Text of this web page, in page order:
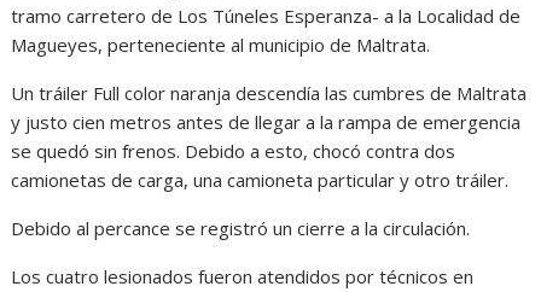
tramo carretero de Los Túneles Esperanza- a la Localidad de
Magueyes, perteneciente al municipio de Maltrata.
Un tráiler Full color naranja descendía las cumbres de Maltrata
y justo cien metros antes de llegar a la rampa de emergencia
se quedó sin frenos. Debido a esto, chocó contra dos
camionetas de carga, una camioneta particular y otro tráiler.
Debido al percance se registró un cierre a la circulación.
Los cuatro lesionados fueron atendidos por técnicos en